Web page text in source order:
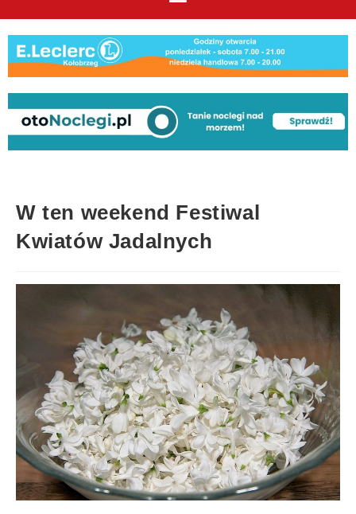
W ten weekend Festiwal
Kwiatów Jadalnych